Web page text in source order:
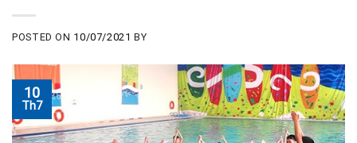
POSTED ON 10/07/2021 BY
10
Th7